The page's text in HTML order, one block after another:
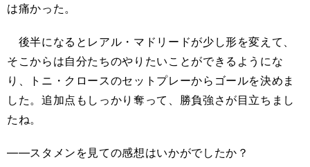
は痛かった。
後半になるとレアル・マドリードが少し形を変えて、
そこからは自分たちのやりたいことができるようにな
り、トニ・クロースのセットプレーからゴールを決めま
した。追加点もしっかり奪って、勝負強さが目立ちまし
たね。
――スタメンを見ての感想はいかがでしたか？